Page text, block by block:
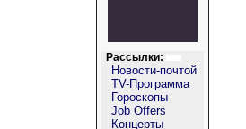
Рассылки:
Новости-почтой
TV-Программа
Гороскопы
Job Offers
Концерты